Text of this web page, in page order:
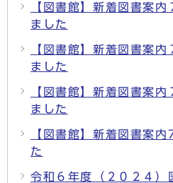
【図書館】新着図書案
ました
【図書館】新着図書案
ました
【図書館】新着図書案
ました
【図書館】新着図書案
た
令和６年度（２０２４）